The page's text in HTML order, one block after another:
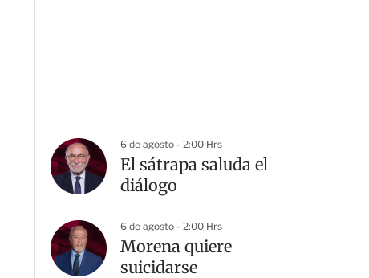
6 de agosto - 2:00 Hrs
El sátrapa saluda el
diálogo
6 de agosto - 2:00 Hrs
Morena quiere
suicidarse